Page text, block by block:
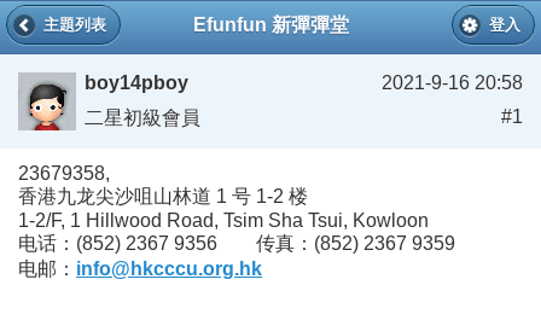
Efunfun 新彈彈堂
主題列表 登入
boy14pboy
二星初級會員
2021-9-16 20:58
#1
23679358,
香港九龙尖沙咀山林道 1 号 1-2 楼
1-2/F, 1 Hillwood Road, Tsim Sha Tsui, Kowloon
电话：(852) 2367 9356 传真：(852) 2367 9359
电邮： info@hkcccu.org.hk